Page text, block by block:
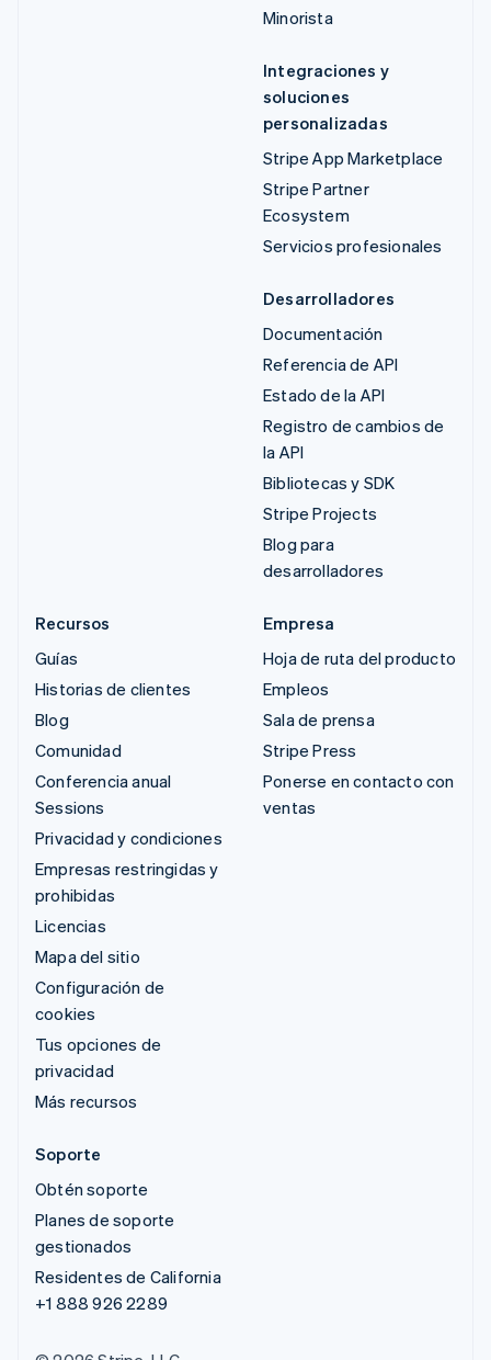
Minorista
Integraciones y
soluciones
personalizadas
Stripe App Marketplace
Stripe Partner
Ecosystem
Servicios profesionales
Desarrolladores
Documentación
Referencia de API
Estado de la API
Registro de cambios de
la API
Bibliotecas y SDK
Stripe Projects
Blog para
desarrolladores
Recursos
Guías
Historias de clientes
Blog
Comunidad
Conferencia anual
Sessions
Privacidad y condiciones
Empresas restringidas y
prohibidas
Licencias
Mapa del sitio
Configuración de
cookies
Tus opciones de
privacidad
Más recursos
Empresa
Hoja de ruta del producto
Empleos
Sala de prensa
Stripe Press
Ponerse en contacto con
ventas
Soporte
Obtén soporte
Planes de soporte
gestionados
Residentes de California
+1 888 926 2289